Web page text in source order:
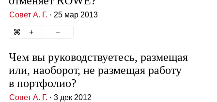
Совет А. Г. · 25 мар 2013
Чем вы руководствуетесь, размещая
или, наоборот, не размещая работу
в портфолио?
Совет А. Г. · 3 дек 2012